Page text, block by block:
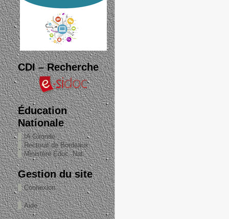
CDI – Recherche
Éducation
Nationale
IA Gironde
Rectorat de Bordeaux
Ministère Éduc. Nat.
Gestion du site
Connexion
Aide